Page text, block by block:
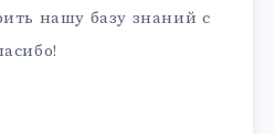
нашу базу знаний с